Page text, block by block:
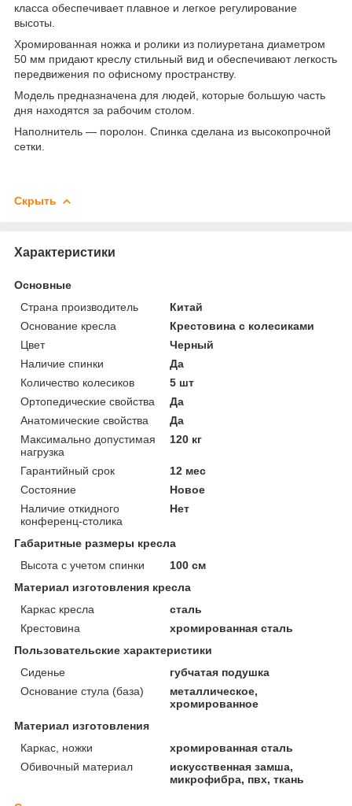
класса обеспечивает плавное и легкое регулирование
высоты.
Хромированная ножка и ролики из полиуретана диаметром
50 мм придают креслу стильный вид и обеспечивают легкость
передвижения по офисному пространству.
Модель предназначена для людей, которые большую часть
дня находятся за рабочим столом.
Наполнитель — поролон. Спинка сделана из высокопрочной
сетки.
Скрыть
Характеристики
Основные
Страна производитель
Китай
Основание кресла
Крестовина с колесиками
Цвет
Черный
Наличие спинки
Да
Количество колесиков
5 шт
Ортопедические свойства
Да
Анатомические свойства
Да
Максимально допустимая
нагрузка
120 кг
Гарантийный срок
12 мес
Состояние
Новое
Наличие откидного
конференц-столика
Нет
Габаритные размеры кресла
Высота с учетом спинки
100 см
Материал изготовления кресла
Каркас кресла
сталь
Крестовина
хромированная сталь
Пользовательские характеристики
Сиденье
губчатая подушка
Основание стула (база)
металлическое,
хромированное
Материал изготовления
Каркас, ножки
хромированная сталь
Обивочный материал
искусственная замша,
микрофибра, пвх, ткань